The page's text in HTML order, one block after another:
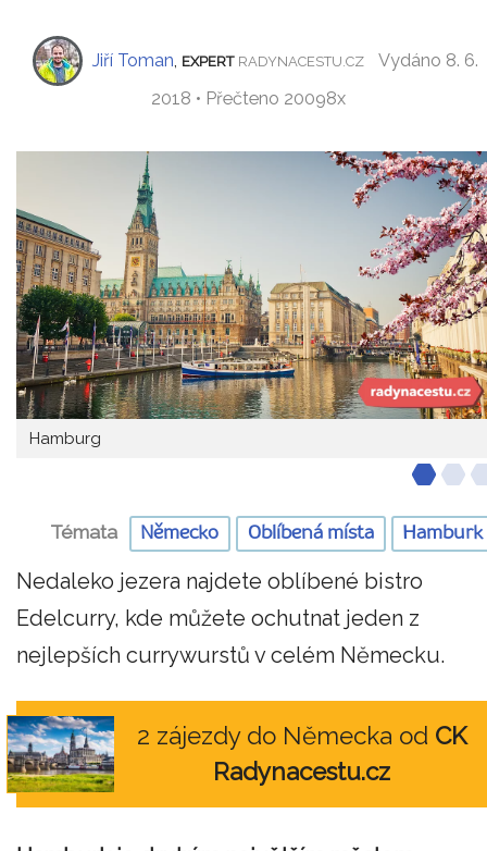
Jiří Toman EXPERT RADYNACESTU.CZ
Vydáno 8. 6.
2018 • Přečteno 20098x
Hamburg
Témata Německo Oblíbená místa Hamburk
Nedaleko jezera najdete oblíbené bistro
Edelcurry, kde můžete ochutnat jeden z
nejlepších currywurstů v celém Německu.
2 zájezdy do Německa od CK
Radynacestu.cz